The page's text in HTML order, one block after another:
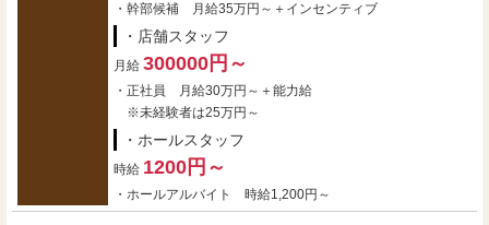
・幹部候補 月給35万円～＋インセンティブ
・店舗スタッフ
月給 300000円～
・正社員 月給30万円～＋能力給
※未経験者は25万円～
・ホールスタッフ
時給 1200円～
・ホールアルバイト 時給1,200円～